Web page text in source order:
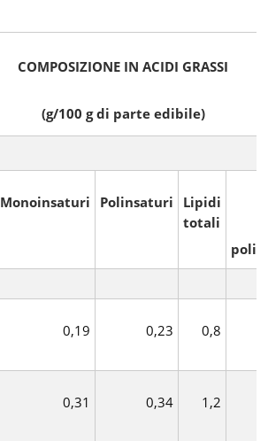
COMPOSIZIONE IN ACIDI GRASSI
(g/100 g di parte edibile)
Monoinsaturi Polinsaturi
Lipidi
totali
0,19 0,23 0,8
0,31 0,34 1,2